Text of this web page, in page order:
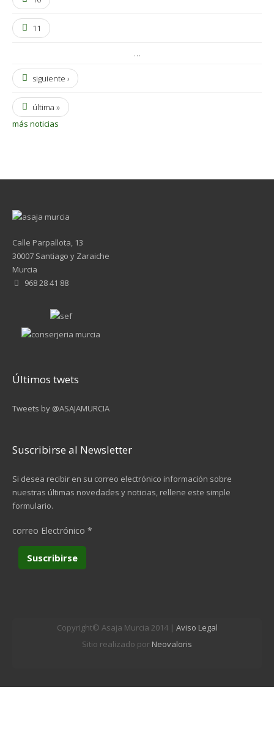
11
…
siguiente ›
última »
más noticias
Calle Parpallota, 13
30007 Santiago y Zaraiche
Murcia
968 28 41 88
Últimos twets
Tweets by @ASAJAMURCIA
Suscribirse al Newsletter
Si desea recibir en su correo electrónico información sobre
nuestras últimas novedades y noticias, rellene este simple
formulario.
correo Electrónico *
Copyright© Asaja Murcia 2014 | Aviso Legal
Sitio realizado por Neovaloris